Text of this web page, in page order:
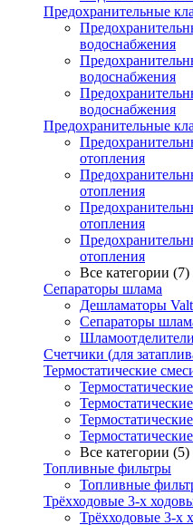
Предохранительные
водоснабжения
водоснабжения
водоснабжения
Предохранительные
отопления
отопления
отопления
отопления
Все категории (7)
Сепараторы шлама
Дешламаторы
Сепараторы
Счетчики (для
Термостатические
Все категории (5)
Топливные фильтры
Топливные
Трёхходовые 3-х
Трёхходовые 3-х